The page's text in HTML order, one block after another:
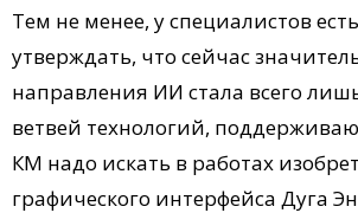
Тем не менее, у специалистов
утверждать, что сейчас
направления ИИ стала всего
ветвей технологий,
КМ надо искать в работах
графического интерфейса Дуга